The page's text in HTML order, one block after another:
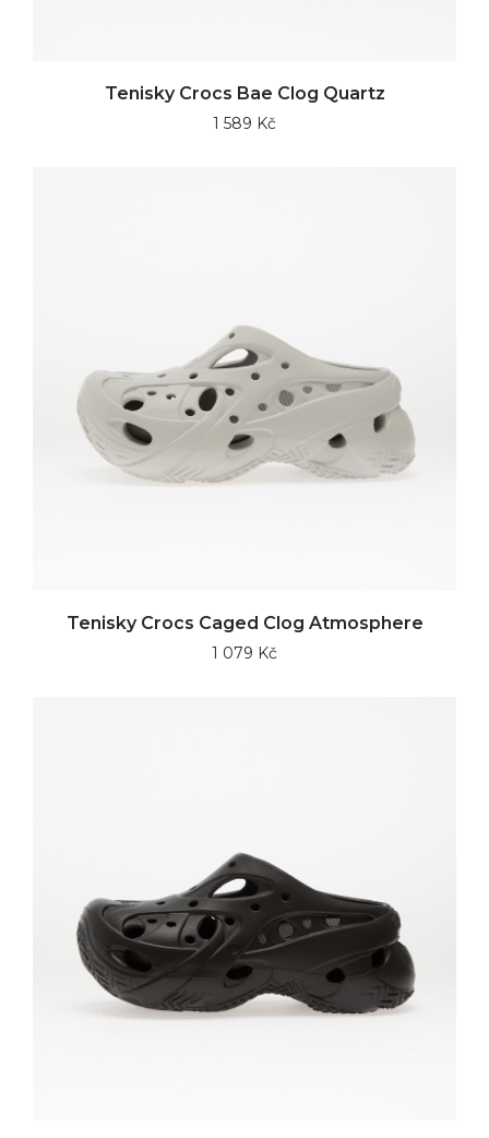
Tenisky Crocs Bae Clog Quartz
1 589 Kč
Tenisky Crocs Caged Clog Atmosphere
1 079 Kč